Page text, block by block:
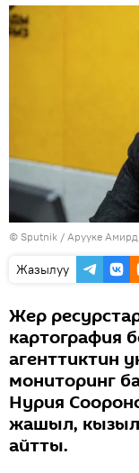
© Sputnik / Арууке
Жазылуу
Жер
картография
агенттиктин
мониторинг
Нурия
жашыл, кызыл
айтты.